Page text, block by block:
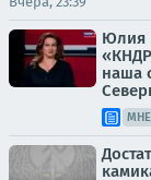
Юлия
наша